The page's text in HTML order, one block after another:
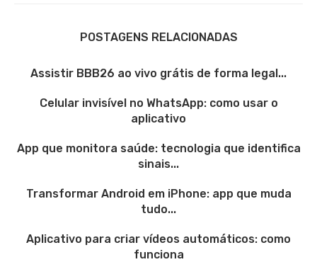
POSTAGENS RELACIONADAS
Assistir BBB26 ao vivo grátis de forma legal...
Celular invisível no WhatsApp: como usar o
aplicativo
App que monitora saúde: tecnologia que identifica
sinais...
Transformar Android em iPhone: app que muda
tudo...
Aplicativo para criar vídeos automáticos: como
funciona